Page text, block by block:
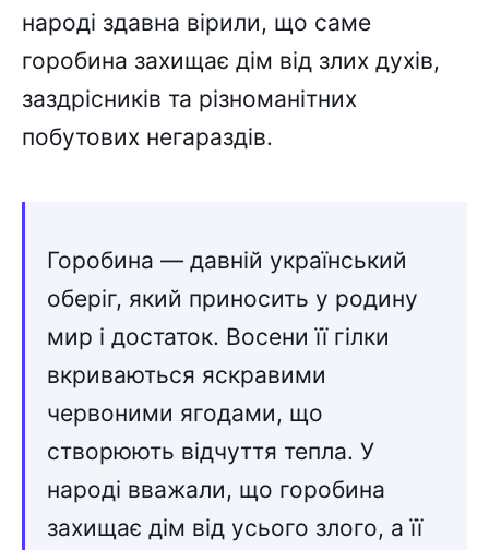
народі здавна вірили, що саме
горобина захищає дім від злих духів,
заздрісників та різноманітних
побутових негараздів.
Горобина — давній український
оберіг, який приносить у родину
мир і достаток. Восени її гілки
вкриваються яскравими
червоними ягодами, що
створюють відчуття тепла. У
народі вважали, що горобина
захищає дім від усього злого, а її